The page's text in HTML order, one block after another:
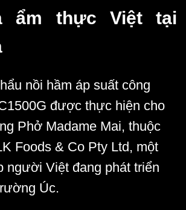
ẩm thực Việt tại
nồi hầm áp suất công
được thực hiện cho
Phở Madame Mai, thuộc
Foods & Co Pty Ltd, một
người Việt đang phát triển
Úc.